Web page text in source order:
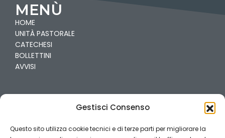
Gestisci Consenso
Questo sito utilizza cookie tecnici e di terze parti per migliorare la
MENÙ
HOME
UNITÀ PASTORALE
CATECHESI
BOLLETTINI
AVVISI
PARROCCHIE
CAILINA